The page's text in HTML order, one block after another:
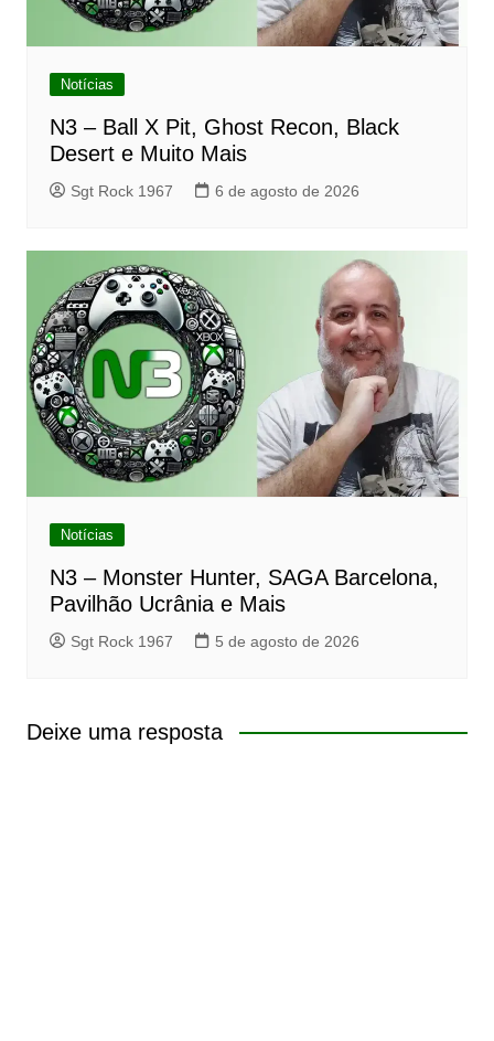
Notícias
N3 – Ball X Pit, Ghost Recon, Black
Desert e Muito Mais
Sgt Rock 1967 6 de agosto de 2026
Notícias
N3 – Monster Hunter, SAGA Barcelona,
Pavilhão Ucrânia e Mais
Sgt Rock 1967 5 de agosto de 2026
Deixe uma resposta